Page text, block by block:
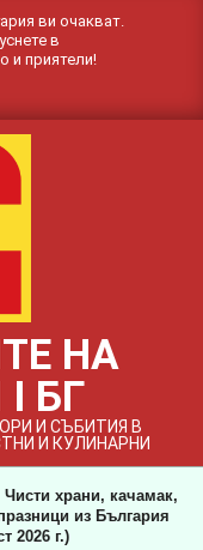
ви очакват.
в
и приятели!
НА
БГ
И СЪБИТИЯ В
И КУЛИНАРНИ
храни, качамак,
из България
2026 г.)